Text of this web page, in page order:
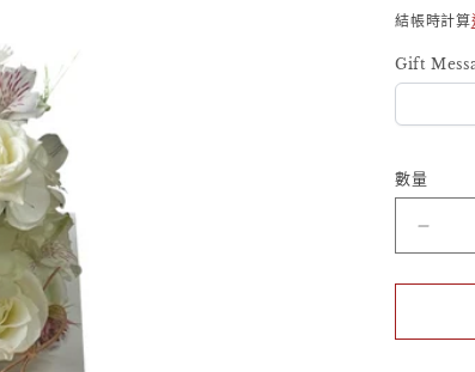
價
結帳時計算
Gift
數量
糕